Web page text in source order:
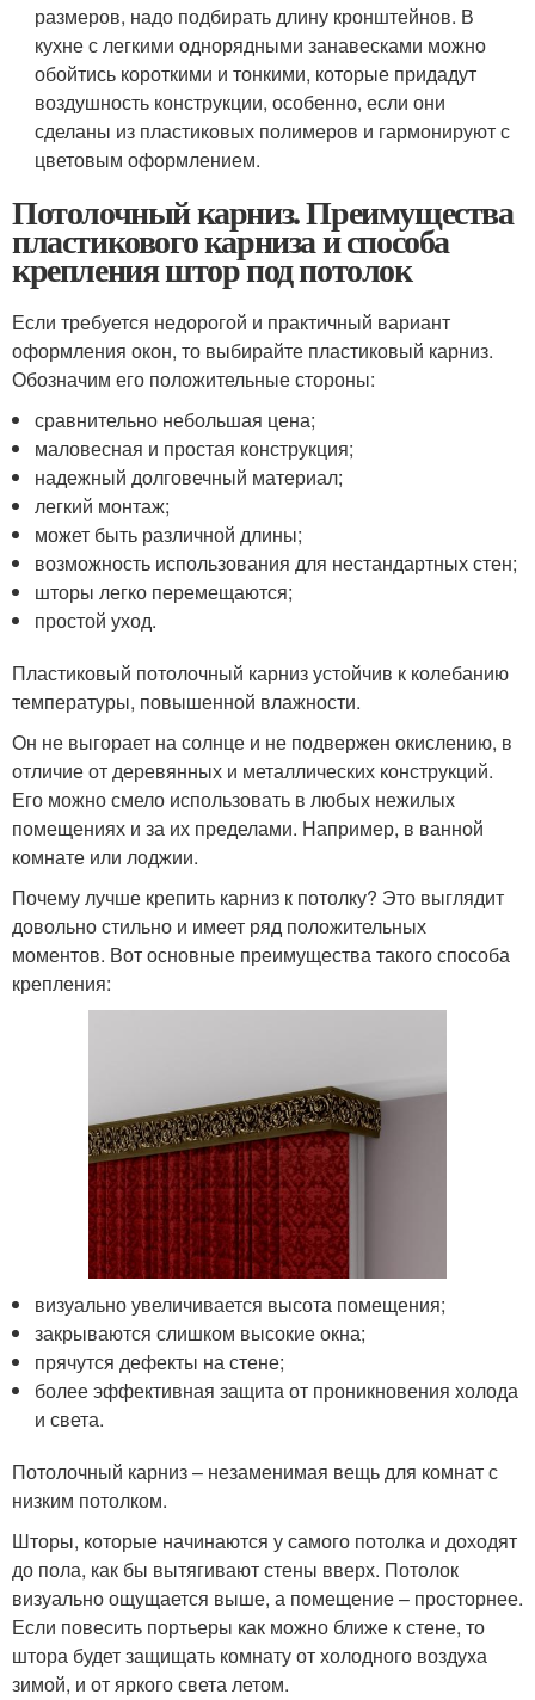
размеров, надо подбирать длину кронштейнов. В
кухне с легкими однорядными занавесками можно
обойтись короткими и тонкими, которые придадут
воздушность конструкции, особенно, если они
сделаны из пластиковых полимеров и гармонируют с
цветовым оформлением.
Потолочный карниз. Преимущества
пластикового карниза и способа
крепления штор под потолок
Если требуется недорогой и практичный вариант
оформления окон, то выбирайте пластиковый карниз.
Обозначим его положительные стороны:
сравнительно небольшая цена;
маловесная и простая конструкция;
надежный долговечный материал;
легкий монтаж;
может быть различной длины;
возможность использования для нестандартных стен;
шторы легко перемещаются;
простой уход.
Пластиковый потолочный карниз устойчив к колебанию
температуры, повышенной влажности.
Он не выгорает на солнце и не подвержен окислению, в
отличие от деревянных и металлических конструкций.
Его можно смело использовать в любых нежилых
помещениях и за их пределами. Например, в ванной
комнате или лоджии.
Почему лучше крепить карниз к потолку? Это выглядит
довольно стильно и имеет ряд положительных
моментов. Вот основные преимущества такого способа
крепления:
визуально увеличивается высота помещения;
закрываются слишком высокие окна;
прячутся дефекты на стене;
более эффективная защита от проникновения холода
и света.
Потолочный карниз – незаменимая вещь для комнат с
низким потолком.
Шторы, которые начинаются у самого потолка и доходят
до пола, как бы вытягивают стены вверх. Потолок
визуально ощущается выше, а помещение – просторнее.
Если повесить портьеры как можно ближе к стене, то
штора будет защищать комнату от холодного воздуха
зимой, и от яркого света летом.